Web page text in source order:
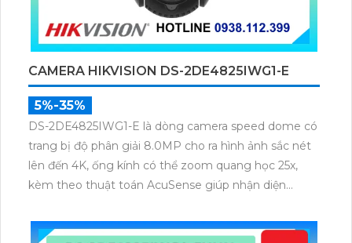
CAMERA HIKVISION DS-2DE4825IWG1-E
5%-35%
DS-2DE4825IWG1-E là dòng camera speed dome có
trang bị độ phân giải 8.0MP cho ra hình ảnh sắc nét
lên đến 4K, ống kính có thể zoom quang học 25x,
kèm theo thuật toán AcuSense giúp nhận diện
ngoại tầm xa lên đến 100m.